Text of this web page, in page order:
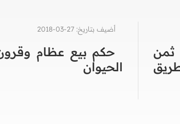
أضيف بتاريخ: 27-03-2018
حكم بيع عظام
الحيوان